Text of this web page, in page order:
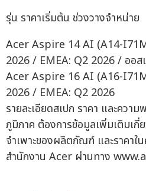
รุ่น ราคาเริ่มต้น ช่วงวางจำหน่าย
Acer Aspire 14 AI (A14-
2026 / EMEA: Q2 2026 / ออส
Acer Aspire 16 AI (A16-
2026 / EMEA: Q2 2026
รายละเอียดสเปก ราคา และควา
ภูมิภาค ต้องการข้อมูลเพิ่มเติมเกี่
จำเพาะของผลิตภัณฑ์ และราคาใ
สำนักงาน Acer ผ่านทาง